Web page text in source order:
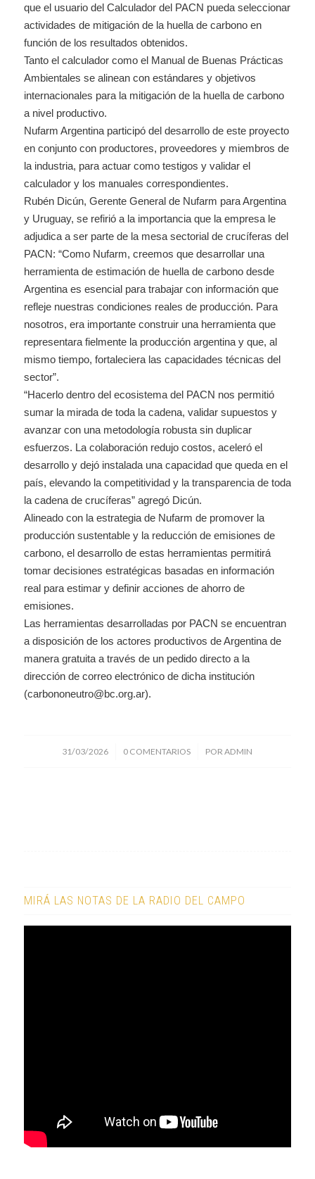
que el usuario del Calculador del PACN pueda seleccionar
actividades de mitigación de la huella de carbono en
función de los resultados obtenidos.
Tanto el calculador como el Manual de Buenas Prácticas
Ambientales se alinean con estándares y objetivos
internacionales para la mitigación de la huella de carbono
a nivel productivo.
Nufarm Argentina participó del desarrollo de este proyecto
en conjunto con productores, proveedores y miembros de
la industria, para actuar como testigos y validar el
calculador y los manuales correspondientes.
Rubén Dicún, Gerente General de Nufarm para Argentina
y Uruguay, se refirió a la importancia que la empresa le
adjudica a ser parte de la mesa sectorial de crucíferas del
PACN: “Como Nufarm, creemos que desarrollar una
herramienta de estimación de huella de carbono desde
Argentina es esencial para trabajar con información que
refleje nuestras condiciones reales de producción. Para
nosotros, era importante construir una herramienta que
representara fielmente la producción argentina y que, al
mismo tiempo, fortaleciera las capacidades técnicas del
sector”.
“Hacerlo dentro del ecosistema del PACN nos permitió
sumar la mirada de toda la cadena, validar supuestos y
avanzar con una metodología robusta sin duplicar
esfuerzos. La colaboración redujo costos, aceleró el
desarrollo y dejó instalada una capacidad que queda en el
país, elevando la competitividad y la transparencia de toda
la cadena de crucíferas” agregó Dicún.
Alineado con la estrategia de Nufarm de promover la
producción sustentable y la reducción de emisiones de
carbono, el desarrollo de estas herramientas permitirá
tomar decisiones estratégicas basadas en información
real para estimar y definir acciones de ahorro de
emisiones.
Las herramientas desarrolladas por PACN se encuentran
a disposición de los actores productivos de Argentina de
manera gratuita a través de un pedido directo a la
dirección de correo electrónico de dicha institución
(carbononeutro@bc.org.ar).
31/03/2026
/ 0 COMENTARIOS
/ PORADMIN
MIRÁ LAS NOTAS DE LA RADIO DEL CAMPO